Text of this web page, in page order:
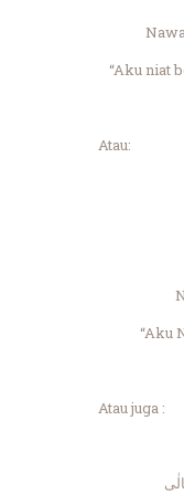
“Aku niat
Atau:
“Aku
Atau juga :